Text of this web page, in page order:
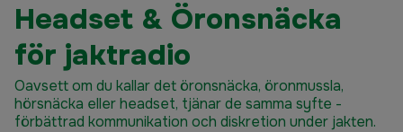
Headset & Öronsnäcka
för jaktradio
Oavsett om du kallar det öronsnäcka, öronmussla,
hörsnäcka eller headset, tjänar de samma syfte -
förbättrad kommunikation och diskretion under jakten.